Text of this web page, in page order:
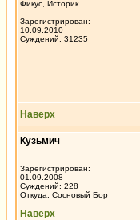
Фикус, Историк
Зарегистрирован:
10.09.2010
Суждений: 31235
Наверх
Кузьмич
Зарегистрирован:
01.09.2008
Суждений: 228
Откуда: Сосновый Бор
Наверх